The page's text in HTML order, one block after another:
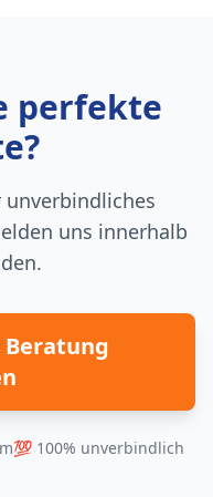
perfekte
unverbindliches
uns innerhalb
Beratung
💯 100% unverbindlich